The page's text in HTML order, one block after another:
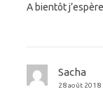
A bientôt
Sacha
28 août 2018